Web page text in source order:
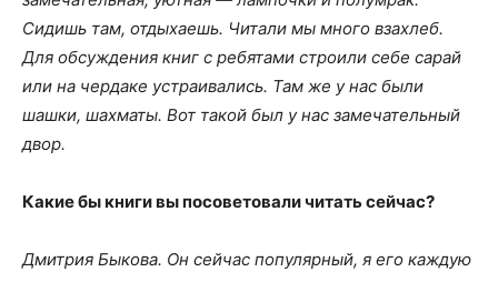
Сидишь там, отдыхаешь. Читали мы много взахлеб.
Для обсуждения книг с ребятами строили себе сарай
или на чердаке устраивались. Там же у нас были
шашки, шахматы. Вот такой был у нас замечательный
двор.
Какие бы книги вы посоветовали читать сейчас?
Дмитрия Быкова. Он сейчас популярный, я его каждую